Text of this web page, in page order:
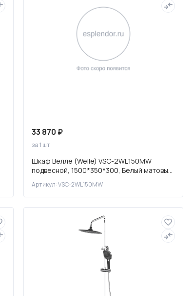
33 870 ₽
за 1 шт
Шкаф Велле (Welle) VSC-2WL150MW
подвесной, 1500*350*300, Белый матовый
Артикул: VSC-2WL150MW